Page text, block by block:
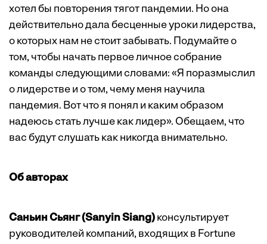
хотел бы повторения тягот пандемии. Но она
действительно дала бесценные уроки лидерства,
о которых нам не стоит забывать. Подумайте о
том, чтобы начать первое личное собрание
команды следующими словами: «Я поразмыслил
о лидерстве и о том, чему меня научила
пандемия. Вот что я понял и каким образом
надеюсь стать лучше как лидер». Обещаем, что
вас будут слушать как никогда внимательно.
Об авторах
Саньин Сьянг (Sanyin Siang) консультирует
руководителей компаний, входящих в Fortune